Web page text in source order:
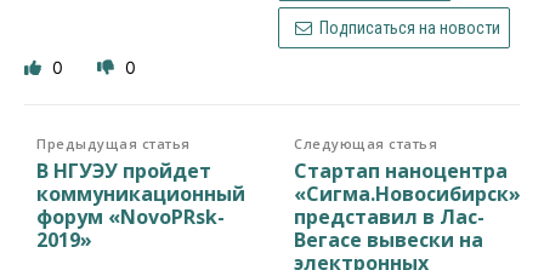
Подписаться на новости
0 0
Предыдущая статья
В НГУЭУ пройдет
коммуникационный
форум «NovoPRsk-
2019»
Следующая статья
Стартап наноцентра
«Сигма.Новосибирск»
представил в Лас-
Вегасе вывески на
электронных